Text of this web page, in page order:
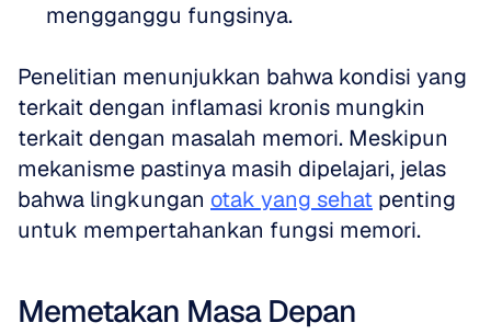
mengganggu fungsinya.
Penelitian menunjukkan bahwa kondisi yang
terkait dengan inflamasi kronis mungkin
terkait dengan masalah memori. Meskipun
mekanisme pastinya masih dipelajari, jelas
bahwa lingkungan otak yang sehat penting
untuk mempertahankan fungsi memori.
Memetakan Masa Depan